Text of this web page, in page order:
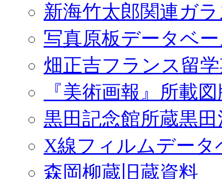
新海竹太郎関連ガ
写真原板データベ
畑正吉フランス留
『美術画報』所載
黒田記念館所蔵黒
X線フィルムデータ
森岡柳蔵旧蔵資料